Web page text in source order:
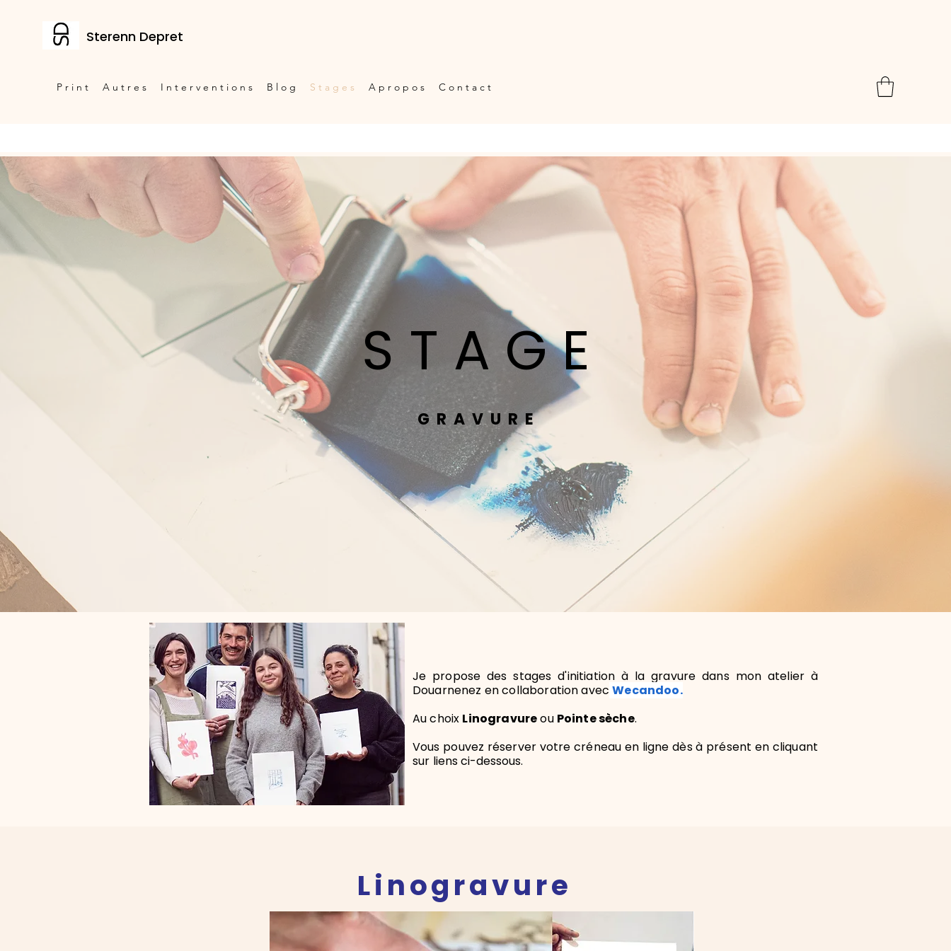
Sterenn Depret
P r i n t A u t r e s I n t e r v e n t i o n s B l o g S t a g e s A p r o p o s C o n t a c t
S T A G E
G R A V U R E
Je propose des stages d'initiation à la gravure dans mon atelier à
Douarnenez en collaboration avec Wecandoo.
Au choix Linogravureou Pointe sèche.
Vous pouvez réserver votre créneau en ligne dès à présent en cliquant
sur liens ci-dessous.
Linogravure